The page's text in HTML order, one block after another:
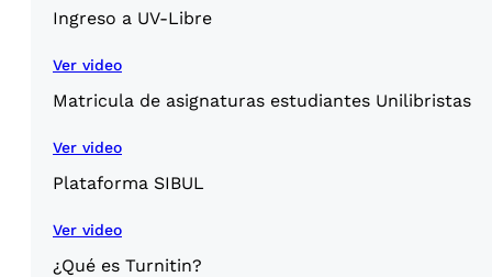
Ingreso a UV-Libre
Ver video
Matricula de asignaturas estudiantes Unilibristas
Ver video
Plataforma SIBUL
Ver video
¿Qué es Turnitin?